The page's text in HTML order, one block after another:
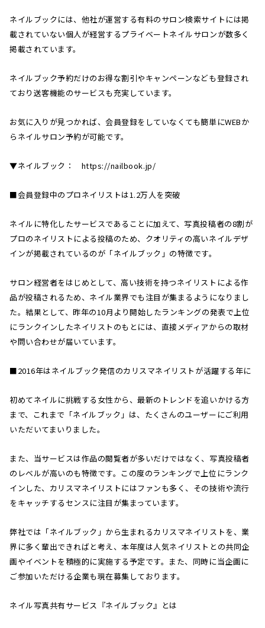
ネイルブックには、他社が運営する有料のサロン検索サイトには掲
載されていない個人が経営するプライベートネイルサロンが数多く
掲載されています。
ネイルブック予約だけのお得な割引やキャンペーンなども登録され
ており送客機能のサービスも充実しています。
お気に入りが見つかれば、会員登録をしていなくても簡単にWEBか
らネイルサロン予約が可能です。
▼ネイルブック： https://nailbook.jp/
■会員登録中のプロネイリストは1.2万人を突破
ネイルに特化したサービスであることに加えて、写真投稿者の8割が
プロのネイリストによる投稿のため、クオリティの高いネイルデザ
インが掲載されているのが「ネイルブック」の特徴です。
サロン経営者をはじめとして、高い技術を持つネイリストによる作
品が投稿されるため、ネイル業界でも注目が集まるようになりまし
た。結果として、昨年の10月より開始したランキングの発表で上位
にランクインしたネイリストのもとには、直接メディアからの取材
や問い合わせが届いています。
■2016年はネイルブック発信のカリスマネイリストが活躍する年に
初めてネイルに挑戦する女性から、最新のトレンドを追いかける方
まで、これまで「ネイルブック」は、たくさんのユーザーにご利用
いただいてまいりました。
また、当サービスは作品の閲覧者が多いだけではなく、写真投稿者
のレベルが高いのも特徴です。この度のランキングで上位にランク
インした、カリスマネイリストにはファンも多く、その技術や流行
をキャッチするセンスに注目が集まっています。
弊社では「ネイルブック」から生まれるカリスマネイリストを、業
界に多く輩出できればと考え、本年度は人気ネイリストとの共同企
画やイベントを積極的に実施する予定です。また、同時に当企画に
ご参加いただける企業も現在募集しております。
ネイル写真共有サービス『ネイルブック』とは